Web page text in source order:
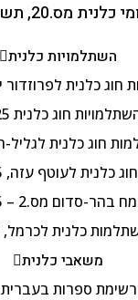
מס.20, תשפ"ה, 5.2.2025
השתלמויות כלנית
לעוטף עזה, 25.2.2025
סדום מס.2 – 28.1.25
משאבי כלנית
רשימת ספרות בעברית